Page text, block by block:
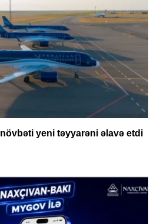
yeni təyyarəni əlavə etdi